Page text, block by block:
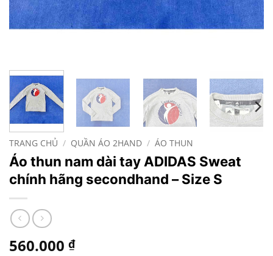
TRANG CHỦ / QUẦN ÁO 2HAND / ÁO THUN
Áo thun nam dài tay ADIDAS Sweat
chính hãng secondhand – Size S
560.000 ₫